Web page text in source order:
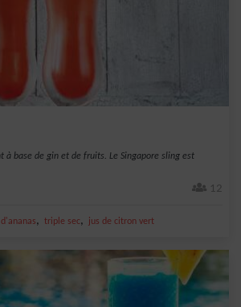
à base de gin et de fruits. Le Singapore sling est
12
, triple sec, jus de citron vert